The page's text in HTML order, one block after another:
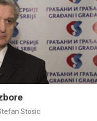
Stosic